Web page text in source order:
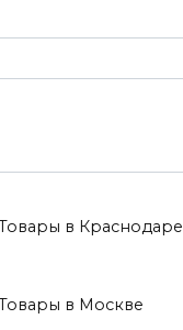
в Краснодаре
в Москве